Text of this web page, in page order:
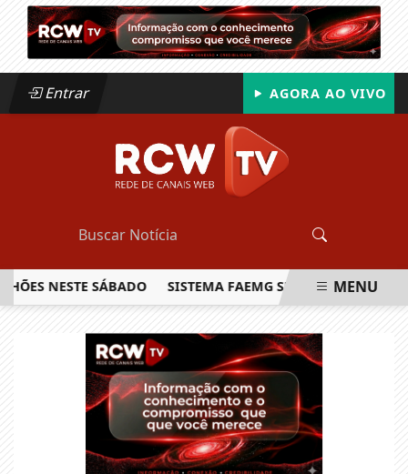
Entrar AGORA AO VIVO
NESTE SÁBADO SISTEMA FAEMG SENAR LANÇA OMENU